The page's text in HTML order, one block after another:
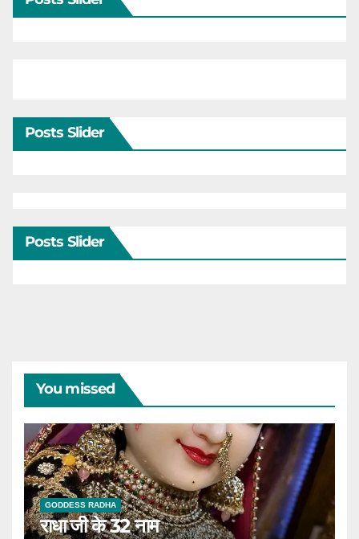
Posts Slider
Posts Slider
You missed
GODDESS RADHA
राधा जी के 32 नाम